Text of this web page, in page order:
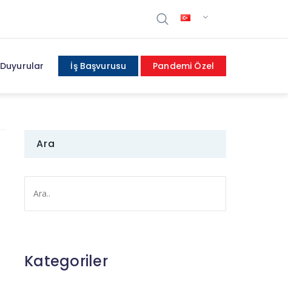
Duyurular İş Başvurusu Pandemi Özel
Ara
Kategoriler